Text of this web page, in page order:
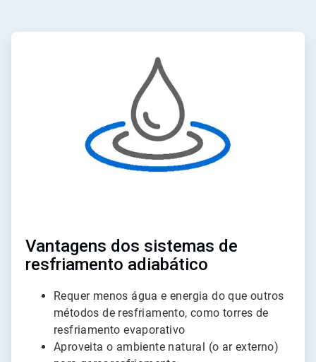
ArticleTile
Vantagens dos sistemas de
resfriamento adiabático
Requer menos água e energia do que outros
métodos de resfriamento, como torres de
resfriamento evaporativo
Aproveita o ambiente natural (o ar externo)